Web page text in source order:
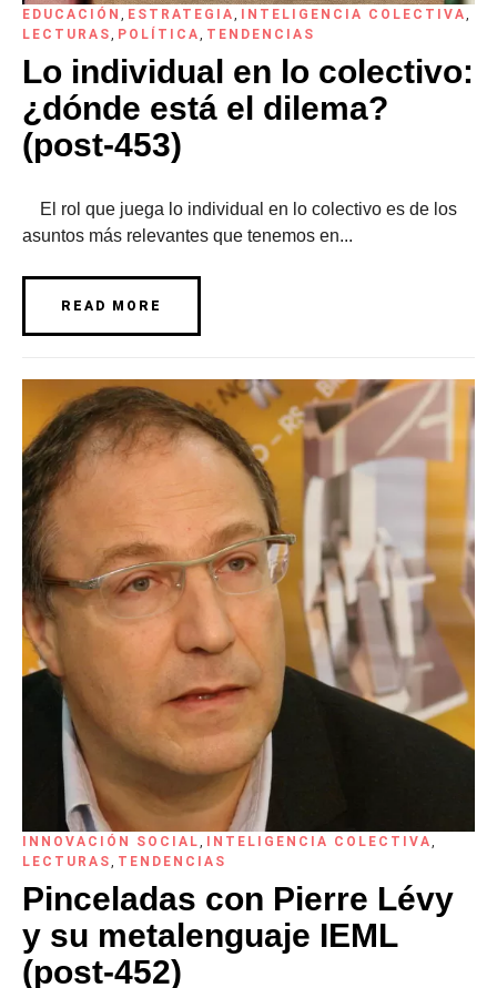
EDUCACIÓN , ESTRATEGIA, INTELIGENCIA COLECTIVA,
LECTURAS, POLÍTICA, TENDENCIAS
Lo individual en lo colectivo:
¿dónde está el dilema?
(post-453)
El rol que juega lo individual en lo colectivo es de los
asuntos más relevantes que tenemos en...
READ MORE
INNOVACIÓN SOCIAL, INTELIGENCIA COLECTIVA,
LECTURAS, TENDENCIAS
Pinceladas con Pierre Lévy
y su metalenguaje IEML
(post-452)